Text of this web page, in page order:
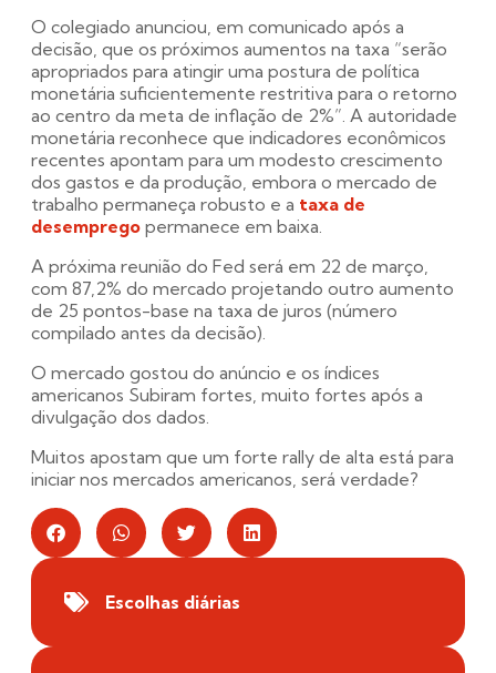
O colegiado anunciou, em comunicado após a
decisão, que os próximos aumentos na taxa “serão
apropriados para atingir uma postura de política
monetária suficientemente restritiva para o retorno
ao centro da meta de inflação de 2%”. A autoridade
monetária reconhece que indicadores econômicos
recentes apontam para um modesto crescimento
dos gastos e da produção, embora o mercado de
trabalho permaneça robusto e a taxa de
desemprego permanece em baixa.
A próxima reunião do Fed será em 22 de março,
com 87,2% do mercado projetando outro aumento
de 25 pontos-base na taxa de juros (número
compilado antes da decisão).
O mercado gostou do anúncio e os índices
americanos Subiram fortes, muito fortes após a
divulgação dos dados.
Muitos apostam que um forte rally de alta está para
iniciar nos mercados americanos, será verdade?
Escolhas diárias